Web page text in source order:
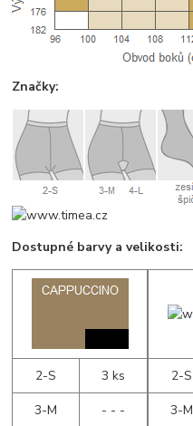
Značky:
Dostupné barvy a velikosti:
2-S
3 ks
3-M
- - -
2-S
3-M